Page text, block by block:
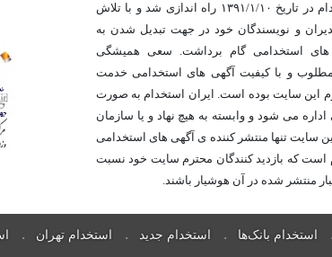
سایت ایران استخدام در تاریخ ۱۳۹۱/۱/۱۰ راه اندازی شد و با تلاش
و نویسندگان خود در جهت تبدیل شدن به
های استخدامی گام برداشت. سعی همیشگی
مطلوب و با کیفیت آگهی های استخدامی خدمت
این سایت بوده است. ایران استخدام به صورت
می شود و وابسته به هیچ نهاد و یا سازمان
سایت تنها منتشر کننده ی آگهی های استخدامی
است که بازدید کنندگان محترم سایت خود نسبت
منتشر شده در آن هوشیار باشند.
استخدام بانک‌ها استخدام جدید استخدام تهران